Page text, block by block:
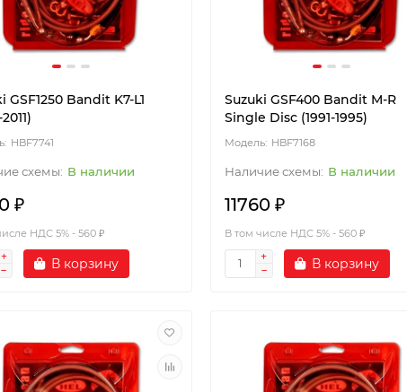
GSF1250 Bandit K7-L1
HBF7741
В наличии
₽
НДС 5% - 560 ₽
В корзину
Suzuki GSF400 Bandit M-R
Single Disc (1991-1995)
HBF7168
В наличии
11760 ₽
В том числе НДС 5% - 560 ₽
В корзину